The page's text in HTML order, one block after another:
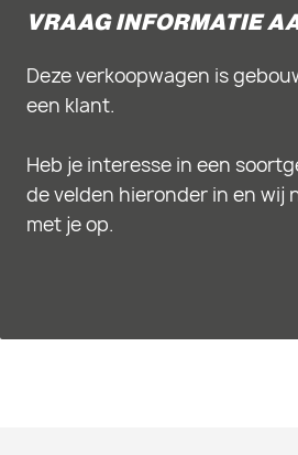
VRAAG INFORMATIE
Deze verkoopwagen is
een klant.
Heb je interesse in een
de velden hieronder in en wij
met je op.